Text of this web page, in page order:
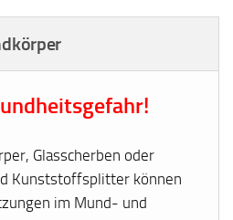
Glasscherben oder
Kunststoffsplitter können
im Mund- und